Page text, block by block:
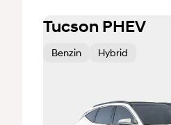
Tucson PHEV
Benzin Hybrid